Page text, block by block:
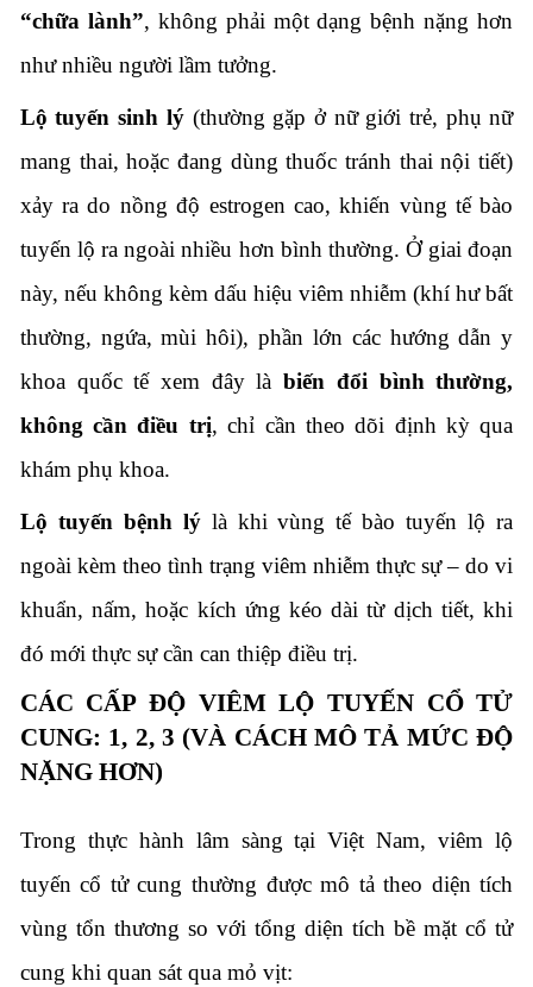
“chữa lành”, không phải một dạng bệnh nặng hơn
như nhiều người lầm tưởng.
Lộ tuyến sinh lý(thường gặp ở nữ giới trẻ, phụ nữ
mang thai, hoặc đang dùng thuốc tránh thai nội tiết)
xảy ra do nồng độ estrogen cao, khiến vùng tế bào
tuyến lộ ra ngoài nhiều hơn bình thường. Ở giai đoạn
này, nếu không kèm dấu hiệu viêm nhiễm (khí hư bất
thường, ngứa, mùi hôi), phần lớn các hướng dẫn y
khoa quốc tế xem đây làbiến đổi bình thường,
không cần điều trị, chỉ cần theo dõi định kỳ qua
khám phụ khoa.
Lộ tuyến bệnh lýlà khi vùng tế bào tuyến lộ ra
ngoài kèm theo tình trạng viêm nhiễm thực sự – do vi
khuẩn, nấm, hoặc kích ứng kéo dài từ dịch tiết, khi
đó mới thực sự cần can thiệp điều trị.
CÁC CẤP ĐỘ VIÊM LỘ TUYẾN CỔ TỬ
CUNG: 1, 2, 3 (VÀ CÁCH MÔ TẢ MỨC ĐỘ
NẶNG HƠN)
Trong thực hành lâm sàng tại Việt Nam, viêm lộ
tuyến cổ tử cung thường được mô tả theo diện tích
vùng tổn thương so với tổng diện tích bề mặt cổ tử
cung khi quan sát qua mỏ vịt: